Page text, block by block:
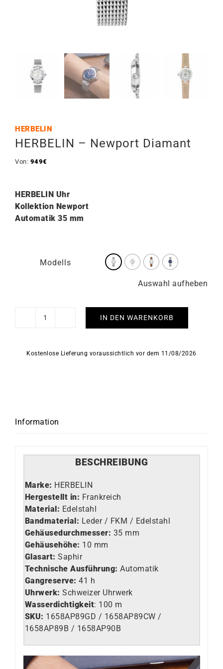
HERBELIN
HERBELIN – Newport Diamant
Von: 949€
HERBELIN Uhr
Kollektion Newport
Automatik 35 mm
Modells
Auswahl aufheben
HERBELIN
Diamant
IN DEN WARENKORB
Kostenlose Lieferung voraussichtlich vor dem 11/08/2026
Information
BESCHREIBUNG
Marke: HERBELIN
Hergestellt in: Frankreich
Material: Edelstahl
Bandmaterial: Leder / FKM / Edelstahl
Gehäusedurchmesser: 35 mm
Gehäusehöhe: 10 mm
Glasart: Saphir
Technische Ausführung: Automatik
Gangreserve: 41 h
Uhrwerk: Schweizer Uhrwerk
Wasserdichtigkeit: 100 m
SKU: 1658AP89GD / 1658AP89CW /
1658AP89B / 1658AP90B